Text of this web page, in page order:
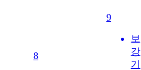
8
9
보
강
기